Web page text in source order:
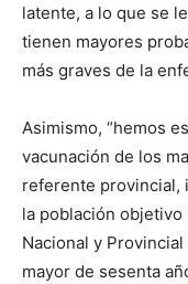
latente, a lo que se
tienen mayores
más graves de la
Asimismo, “hemos
vacunación de los
referente provincial,
la población objetivo
Nacional y
mayor de sesenta